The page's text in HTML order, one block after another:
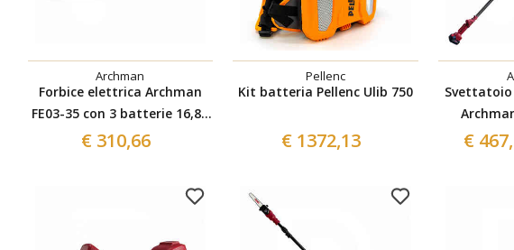
Archman
Forbice elettrica Archman
FE03-35 con 3 batterie 16,8V
- 4Ah
€ 310,66
Pellenc
Kit batteria Pellenc Ulib 750
€ 1372,13 €